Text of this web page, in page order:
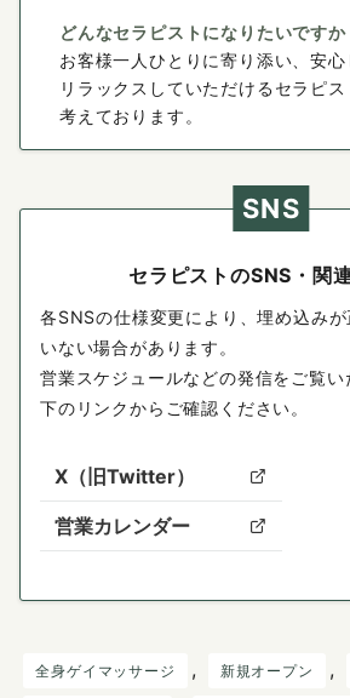
どんなセラピストになりたいですか
お客様一人ひとりに寄り添い、安
リラックスしていただけるセラピ
考えております。
SNS
セラピストのSNS・関
各SNSの仕様変更により、埋め込み
いない場合があります。
営業スケジュールなどの発信をご覧い
下のリンクからご確認ください。
X（旧Twitter）
営業カレンダー
全身ゲイマッサージ , 新規オープン ,